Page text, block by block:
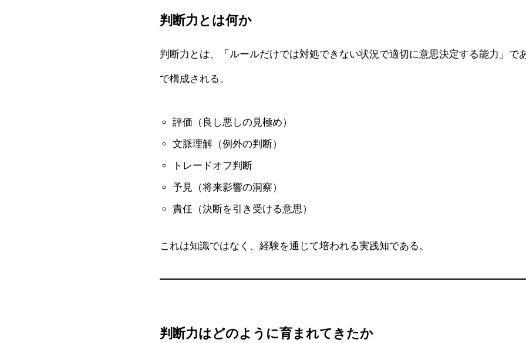
判断力とは何か
判断力とは、「ルールだけでは対処できない状況で適切に意思決定する能力」で
で構成される。
評価（良し悪しの見極め）
文脈理解（例外の判断）
トレードオフ判断
予見（将来影響の洞察）
責任（決断を引き受ける意思）
これは知識ではなく、経験を通じて培われる実践知である。
判断力はどのように育まれてきたか